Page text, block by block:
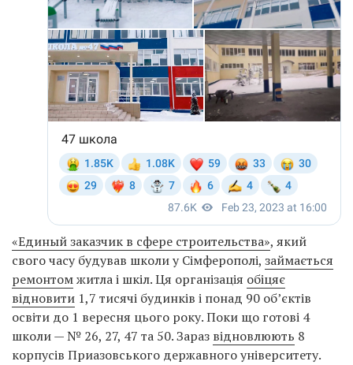
«Единый заказчик в сфере строительства», який
свого часу будував школи у Сімферополі, займається
ремонтомжитла і шкіл. Ця організація обіцяє
відновити 1,7 тисячі будинків і понад 90 об’єктів
освіти до 1 вересня цього року. Поки що готові 4
школи — № 26, 27, 47 та 50. Зараз відновлюють 8
корпусів Приазовського державного університету.